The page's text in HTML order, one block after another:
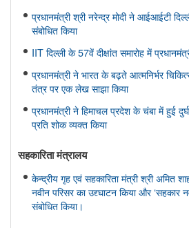
प्रधानमंत्री श्री नरेन्द्र मोदी ने आईआईटी
संबोधित किया
IIT दिल्ली के 57वें दीक्षांत समारोह में
प्रधानमंत्री ने भारत के बढ़ते आत्मनिर्भर
तंत्र पर एक लेख साझा किया
प्रधानमंत्री ने हिमाचल प्रदेश के चंबा में हुई
प्रति शोक व्यक्त किया
सहकारिता मंत्रालय
केन्द्रीय गृह एवं सहकारिता मंत्री श्री अमित
नवीन परिसर का उद्द्घाटन किया और ‘सहकार
संबोधित किया।